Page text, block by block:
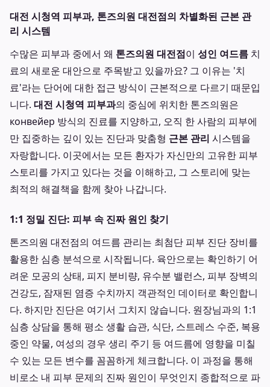
대전 시청역 피부과, 톤즈의원 대전점의 차별화된 근본 관
리 시스템
수많은 피부과 중에서 왜 톤즈의원 대전점이 성인 여드름 치
료의 새로운 대안으로 주목받고 있을까요? 그 이유는 '치
료'라는 단어에 대한 접근 방식이 근본적으로 다르기 때문입
니다. 대전 시청역 피부과의 중심에 위치한 톤즈의원은
конвейер 방식의 진료를 지양하고, 오직 한 사람의 피부에
만 집중하는 깊이 있는 진단과 맞춤형 근본 관리 시스템을
자랑합니다. 이곳에서는 모든 환자가 자신만의 고유한 피부
스토리를 가지고 있다는 것을 이해하고, 그 스토리에 맞는
최적의 해결책을 함께 찾아 나갑니다.
1:1 정밀 진단: 피부 속 진짜 원인 찾기
톤즈의원 대전점의 여드름 관리는 최첨단 피부 진단 장비를
활용한 심층 분석으로 시작됩니다. 육안으로는 확인하기 어
려운 모공의 상태, 피지 분비량, 유수분 밸런스, 피부 장벽의
건강도, 잠재된 염증 수치까지 객관적인 데이터로 확인합니
다. 하지만 진단은 여기서 그치지 않습니다. 원장님과의 1:1
심층 상담을 통해 평소 생활 습관, 식단, 스트레스 수준, 복용
중인 약물, 여성의 경우 생리 주기 등 여드름에 영향을 미칠
수 있는 모든 변수를 꼼꼼하게 체크합니다. 이 과정을 통해
비로소 내 피부 문제의 진짜 원인이 무엇인지 종합적으로 파